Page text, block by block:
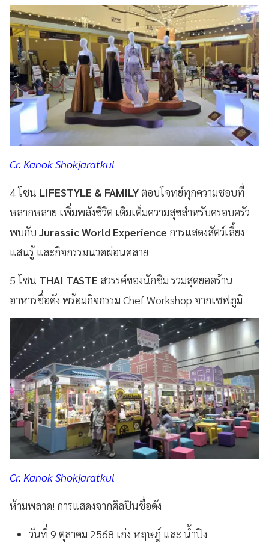
Cr. Kanok Shokjaratkul
4 โซน LIFESTYLE & FAMILYตอบโจทย์ทุกความชอบที่
หลากหลาย เพิ่มพลังชีวิต เติมเต็มความสุขสำหรับครอบครัว
พบกับ Jurassic World Experience การแสดงสัตว์เลี้ยง
แสนรู้ และกิจกรรมนวดผ่อนคลาย
5 โซน THAI TASTE สวรรค์ของนักชิม รวมสุดยอดร้าน
อาหารชื่อดัง พร้อมกิจกรรม Chef Workshop จากเชฟภูมิ
Cr. Kanok Shokjaratkul
ห้ามพลาด! การแสดงจากศิลปินชื่อดัง
วันที่ 9 ตุลาคม 2568 เก่ง หฤษฎ์ และ น้ำปิง